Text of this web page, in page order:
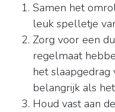
Samen het
leuk spelletje
Zorg voor een
regelmaat
het slaapgedrag
belangrijk als
Houd vast aan